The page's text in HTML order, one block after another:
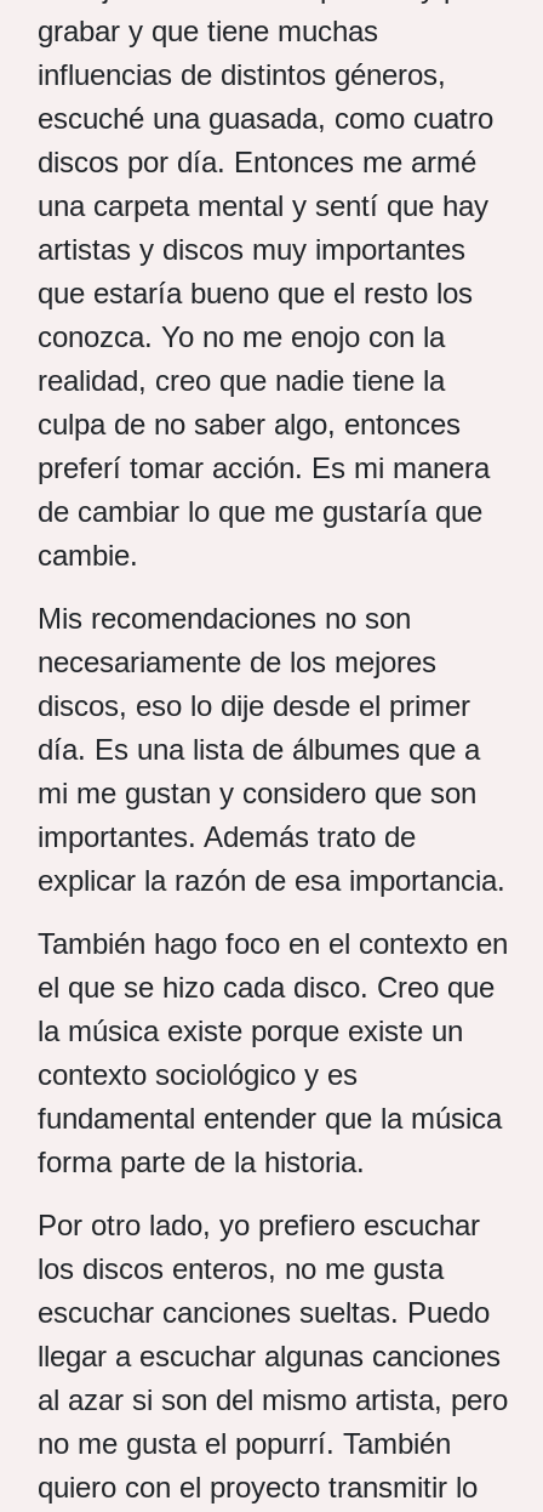
grabar y que tiene muchas
influencias de distintos géneros,
escuché una guasada, como cuatro
discos por día. Entonces me armé
una carpeta mental y sentí que hay
artistas y discos muy importantes
que estaría bueno que el resto los
conozca. Yo no me enojo con la
realidad, creo que nadie tiene la
culpa de no saber algo, entonces
preferí tomar acción. Es mi manera
de cambiar lo que me gustaría que
cambie.
Mis recomendaciones no son
necesariamente de los mejores
discos, eso lo dije desde el primer
día. Es una lista de álbumes que a
mi me gustan y considero que son
importantes. Además trato de
explicar la razón de esa importancia.
También hago foco en el contexto en
el que se hizo cada disco. Creo que
la música existe porque existe un
contexto sociológico y es
fundamental entender que la música
forma parte de la historia.
Por otro lado, yo prefiero escuchar
los discos enteros, no me gusta
escuchar canciones sueltas. Puedo
llegar a escuchar algunas canciones
al azar si son del mismo artista, pero
no me gusta el popurrí. También
quiero con el proyecto transmitir lo